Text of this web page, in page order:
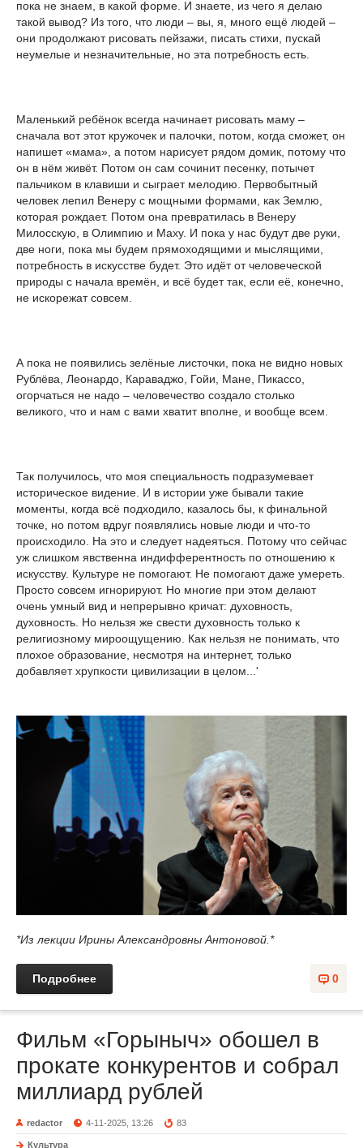
пока не знаем, в какой форме. И знаете, из чего я делаю
такой вывод? Из того, что люди – вы, я, много ещё людей –
они продолжают рисовать пейзажи, писать стихи, пускай
неумелые и незначительные, но эта потребность есть.
Маленький ребёнок всегда начинает рисовать маму –
сначала вот этот кружочек и палочки, потом, когда сможет, он
напишет «мама», а потом нарисует рядом домик, потому что
он в нём живёт. Потом он сам сочинит песенку, потычет
пальчиком в клавиши и сыграет мелодию. Первобытный
человек лепил Венеру с мощными формами, как Землю,
которая рождает. Потом она превратилась в Венеру
Милосскую, в Олимпию и Маху. И пока у нас будут две руки,
две ноги, пока мы будем прямоходящими и мыслящими,
потребность в искусстве будет. Это идёт от человеческой
природы с начала времён, и всё будет так, если её, конечно,
не искорежат совсем.
А пока не появились зелёные листочки, пока не видно новых
Рублёва, Леонардо, Караваджо, Гойи, Мане, Пикассо,
огорчаться не надо – человечество создало столько
великого, что и нам с вами хватит вполне, и вообще всем.
Так получилось, что моя специальность подразумевает
историческое видение. И в истории уже бывали такие
моменты, когда всё подходило, казалось бы, к финальной
точке, но потом вдруг появлялись новые люди и что-то
происходило. На это и следует надеяться. Потому что сейчас
уж слишком явственна индифферентность по отношению к
искусству. Культуре не помогают. Не помогают даже умереть.
Просто совсем игнорируют. Но многие при этом делают
очень умный вид и непрерывно кричат: духовность,
духовность. Но нельзя же свести духовность только к
религиозному мироощущению. Как нельзя не понимать, что
плохое образование, несмотря на интернет, только
добавляет хрупкости цивилизации в целом...'
*Из лекции Ирины Александровны Антоновой.*
0
Подробнее
Фильм «Горыныч» обошел в
прокате конкурентов и собрал
миллиард рублей
redactor 4-11-2025, 13:26 83
Культура